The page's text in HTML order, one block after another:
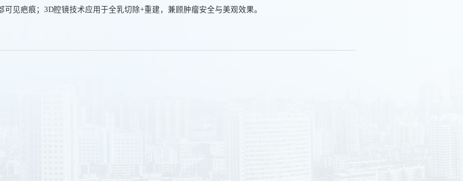
见疤痕；3D腔镜技术应用于全乳切除+重建，兼顾肿瘤安全与美观效果。